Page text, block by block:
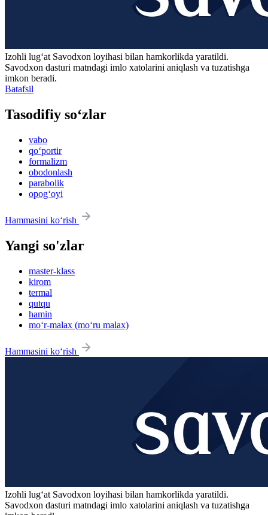
Izohli lugʻat Savodxon loyihasi bilan hamkorlikda yaratildi.
Savodxon dasturi matndagi imlo xatolarini aniqlash va tuzatishga
imkon beradi.
Batafsil
Tasodifiy so‘zlar
vabo
qo‘portir
formalizm
obodonlash
parabolik
opog‘oyi
Hammasini ko‘rish
Yangi so'zlar
master-klass
kirom
termal
qutqu
hamin
mo‘r-malax (mo‘ru malax)
Hammasini ko‘rish
Izohli lugʻat Savodxon loyihasi bilan hamkorlikda yaratildi.
Savodxon dasturi matndagi imlo xatolarini aniqlash va tuzatishga